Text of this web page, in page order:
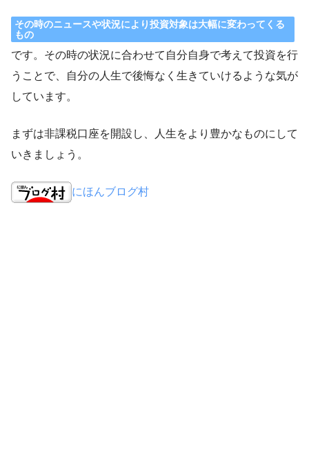
その時のニュースや状況により投資対象は大幅に変わってくる
もの
です。その時の状況に合わせて自分自身で考えて投資を行
うことで、自分の人生で後悔なく生きていけるような気が
しています。
まずは非課税口座を開設し、人生をより豊かなものにして
いきましょう。
にほんブログ村